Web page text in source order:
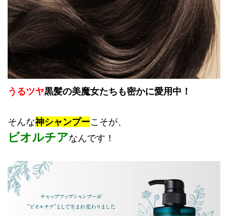
うるツヤ黒髪の美魔女たちも密かに愛用中！
そんな神シャンプーこそが、
ビオルチアなんです！